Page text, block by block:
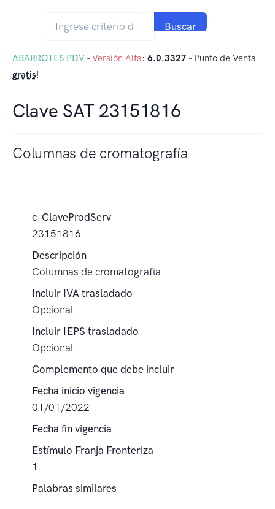
Buscar
ABARROTES PDV -Versión Alfa: 6.0.3327 - Punto de Venta
gratis!
Clave SAT 23151816
Columnas de cromatografía
c_ClaveProdServ
23151816
Descripción
Columnas de cromatografía
Incluir IVA trasladado
Opcional
Incluir IEPS trasladado
Opcional
Complemento que debe incluir
Fecha inicio vigencia
01/01/2022
Fecha fin vigencia
Estímulo Franja Fronteriza
1
Palabras similares